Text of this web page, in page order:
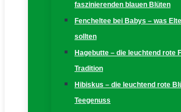
faszinierenden blauen Blüten
Fencheltee bei Babys – was
sollten
Hagebutte – die leuchtend rote
Tradition
Hibiskus – die leuchtend rote
Teegenuss